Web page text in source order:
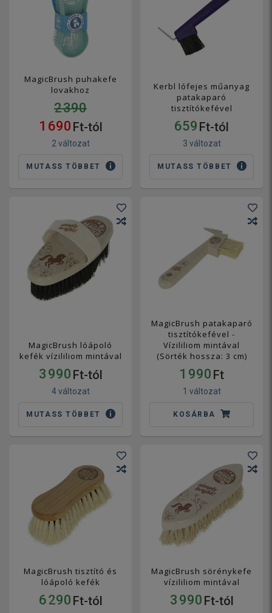
MagicBrush puhakefe
lovakhoz
2 390
1 690 Ft-tól
2 változat
MUTASS TÖBBET
Kerbl lófejes műanyag
patakaparó
tisztítókefével
659 Ft-tól
3 változat
MUTASS TÖBBET
MagicBrush lóápoló
kefék vízililiom mintával
3 990 Ft-tól
4 változat
MUTASS TÖBBET
MagicBrush patakaparó
tisztítókefével -
Vízililiom mintával
(Sörték hossza: 3 cm)
1 990 Ft
1 változat
KOSÁRBA
MagicBrush tisztító és
lóápoló kefék
6 290 Ft-tól
MagicBrush sörénykefe
vízililiom mintával
3 990 Ft-tól